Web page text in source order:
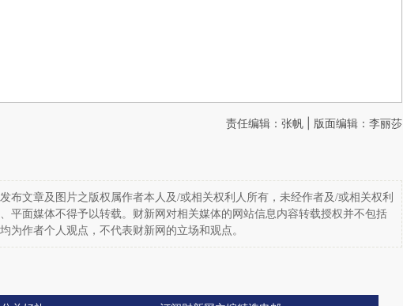
责任编辑：张帆 | 版面编辑：李丽莎
布文章及图片之版权属作者本人及/或相关权利人所有，未经作者及/或相关权利
平面媒体不得予以转载。财新网对相关媒体的网站信息内容转载授权并不包括
为作者个人观点，不代表财新网的立场和观点。